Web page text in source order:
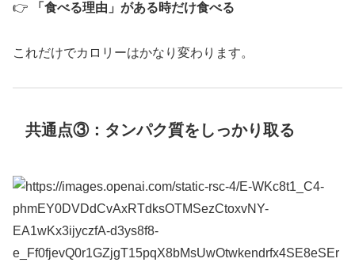
👉 「食べる理由」がある時だけ食べる
これだけでカロリーはかなり変わります。
共通点③：タンパク質をしっかり取る